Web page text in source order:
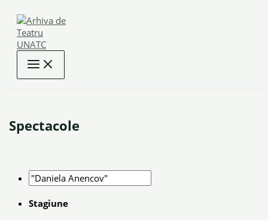
content
Spectacole
Stagiune